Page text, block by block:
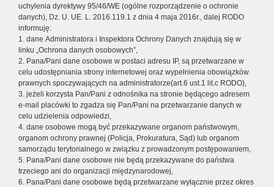
uchylenia dyrektywy 95/46/WE (ogólne rozporządzenie o ochronie
danych), Dz. U. UE. L. 2016.119.1 z dnia 4 maja 2016r., dalej RODO
informuję:
1. dane Administratora i Inspektora Ochrony Danych znajdują się w
linku „Ochrona danych osobowych”,
2. Pana/Pani dane osobowe w postaci adresu IP, są przetwarzane w
celu udostępniania strony internetowej oraz wypełnienia obowiązków
prawnych spoczywających na administratorze(art.6 ust.1 lit.c RODO),
3. jeżeli korzysta Pan/Pani z odnośnika na stronie będącego adresem
e-mail placówki to zgadza się Pan/Pani na przetwarzanie danych w
celu udzielenia odpowiedzi,
4. dane osobowe mogą być przekazywane organom państwowym,
organom ochrony prawnej (Policja, Prokuratura, Sąd) lub organom
samorządu terytorialnego w związku z prowadzonym postępowaniem,
5. Pana/Pani dane osobowe nie będą przekazywane do państwa
trzeciego ani do organizacji międzynarodowej,
6. Pana/Pani dane osobowe będą przetwarzane wyłącznie przez okres